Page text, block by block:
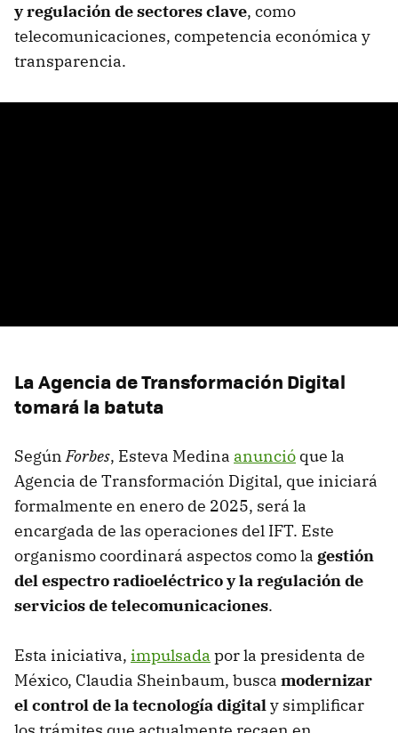
y regulación de sectores clave, como
telecomunicaciones, competencia económica y
transparencia.
La Agencia de Transformación Digital
tomará la batuta
SegúnForbes, Esteva Medina anunció que la
Agencia de Transformación Digital, que iniciará
formalmente en enero de 2025, será la
encargada de las operaciones del IFT. Este
organismo coordinará aspectos como la gestión
del espectro radioeléctrico y la regulación de
servicios de telecomunicaciones.
Esta iniciativa, impulsada por la presidenta de
México, Claudia Sheinbaum, busca modernizar
el control de la tecnología digitaly simplificar